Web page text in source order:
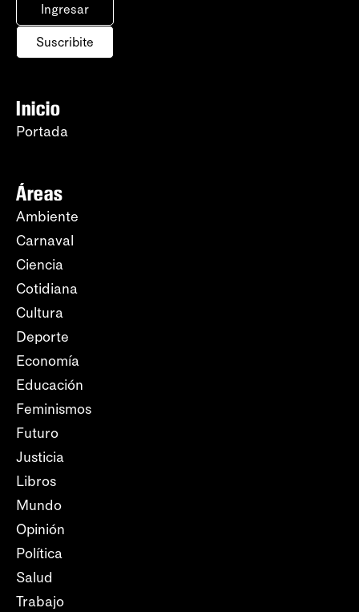
Ingresar
Suscribite
Inicio
Portada
Áreas
Ambiente
Carnaval
Ciencia
Cotidiana
Cultura
Deporte
Economía
Educación
Feminismos
Futuro
Justicia
Libros
Mundo
Opinión
Política
Salud
Trabajo